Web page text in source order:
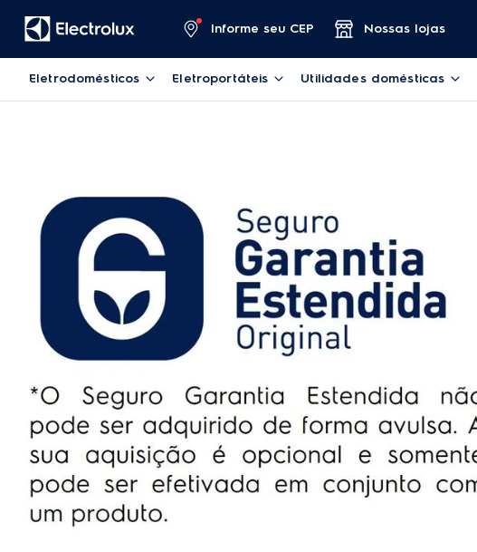
Informe seu CEP Nossas lojas
Eletrodomésticos Eletroportáteis Utilidades domésticas